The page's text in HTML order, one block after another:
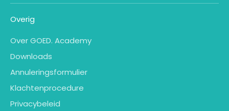
Overig
Over GOED. Academy
Downloads
Annuleringsformulier
Klachtenprocedure
Privacybeleid